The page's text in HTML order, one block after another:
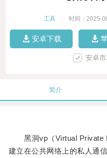
工具 时间：2025-
安卓下载
安卓
简介
黑洞vp（Virtual Private
建立在公共网络上的私人通